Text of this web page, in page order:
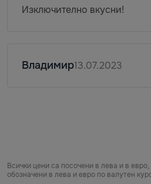
Изключително вкусни!
Владимир13.07.2023
Всички цени са посочени в лева и в
обозначени в лева и евро по валутен